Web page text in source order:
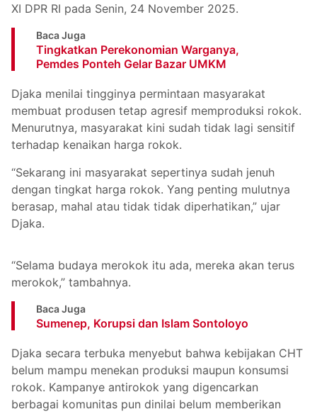
XI DPR RI pada Senin, 24 November 2025.
Baca Juga
Tingkatkan Perekonomian Warganya,
Pemdes Ponteh Gelar Bazar UMKM
Djaka menilai tingginya permintaan masyarakat
membuat produsen tetap agresif memproduksi rokok.
Menurutnya, masyarakat kini sudah tidak lagi sensitif
terhadap kenaikan harga rokok.
“Sekarang ini masyarakat sepertinya sudah jenuh
dengan tingkat harga rokok. Yang penting mulutnya
berasap, mahal atau tidak tidak diperhatikan,” ujar
Djaka.
“Selama budaya merokok itu ada, mereka akan terus
merokok,” tambahnya.
Baca Juga
Sumenep, Korupsi dan Islam Sontoloyo
Djaka secara terbuka menyebut bahwa kebijakan CHT
belum mampu menekan produksi maupun konsumsi
rokok. Kampanye antirokok yang digencarkan
berbagai komunitas pun dinilai belum memberikan